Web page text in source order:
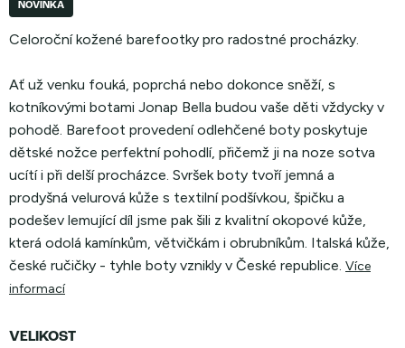
NOVINKA
Celoroční kožené barefootky pro radostné procházky.
Ať už venku fouká, poprchá nebo dokonce sněží, s
kotníkovými botami Jonap Bella budou vaše děti vždycky v
pohodě. Barefoot provedení odlehčené boty poskytuje
dětské nožce perfektní pohodlí, přičemž ji na noze sotva
ucítí i při delší procházce. Svršek boty tvoří jemná a
prodyšná velurová kůže s textilní podšívkou, špičku a
podešev lemující díl jsme pak šili z kvalitní okopové kůže,
která odolá kamínkům, větvičkám i obrubníkům. Italská kůže,
české ručičky - tyhle boty vznikly v České republice. Více
informací
VELIKOST